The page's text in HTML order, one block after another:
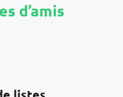
d’amis